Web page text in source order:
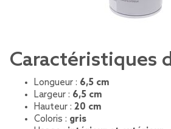
Caractéristiques
Longueur : 6,5 cm
Largeur : 6,5 cm
Hauteur : 20 cm
Coloris : gris